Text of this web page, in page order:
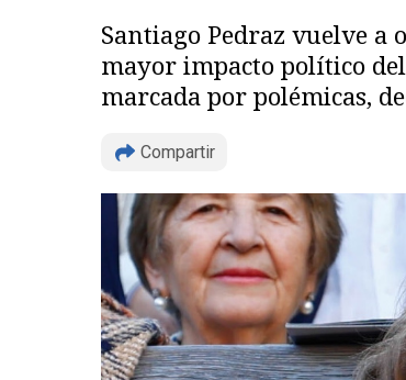
Santiago Pedraz vuelve a
mayor impacto político
marcada por polémicas,
Compartir